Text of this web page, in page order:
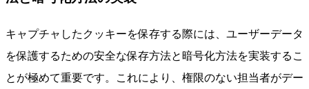
キャプチャしたクッキーを保存する際には、ユーザーデータ
を保護するための安全な保存方法と暗号化方法を実装するこ
とが極めて重要です。これにより、権限のない担当者がデー